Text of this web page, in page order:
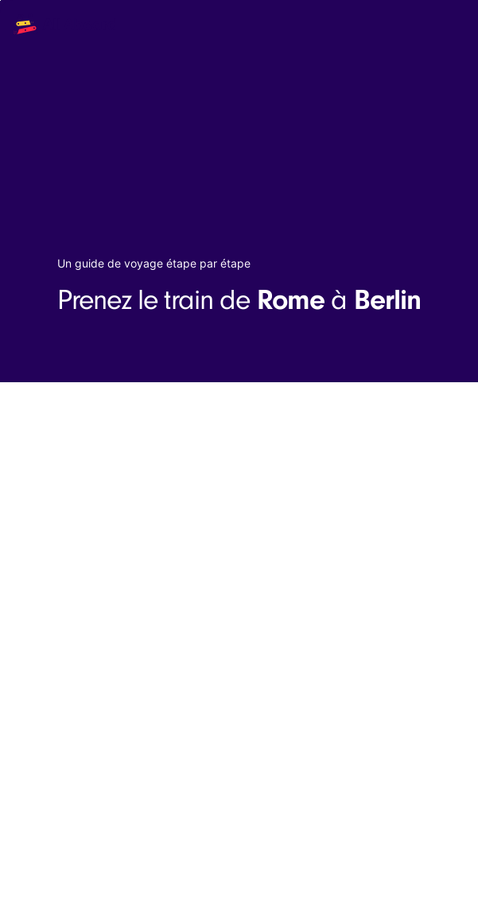
navigation
The API
Interrail passes
Eurail passes
Help & Support
Un guide de voyage étape par étape
Prenez le train de Rome à Berlin